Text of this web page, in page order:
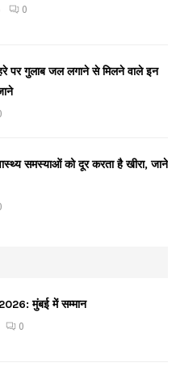
0
पर गुलाब जल लगाने से मिलने वाले इन
समस्याओं को दूर करता है खीरा, जाने
मुंबई में सम्मान
0